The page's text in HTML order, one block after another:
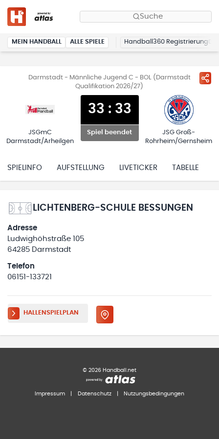
Suche
MEIN HANDBALL ALLE SPIELE Handball360 Registrierung
Darmstadt - Männliche Jugend C - BOL (Darmstadt
Qualifikation 2026/27)
JSGmC
Darmstadt/Arheilgen
33 : 33
Spiel beendet
JSG Groß-
Rohrheim/Gernsheim
SPIELINFO AUFSTELLUNG LIVETICKER TABELLE
LICHTENBERG-SCHULE BESSUNGEN
Adresse
Ludwighöhstraße 105
64285 Darmstadt
Telefon
06151-133721
HALLENSPIELPLAN
© 2026 Handball.net
Impressum Datenschutz Nutzungsbedingungen